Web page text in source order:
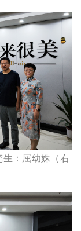
生：屈幼姝（右